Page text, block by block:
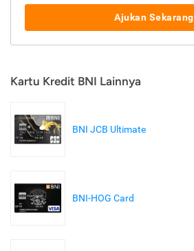
Ajukan Sekarang
Kartu Kredit BNI Lainnya
BNI JCB Ultimate
BNI-HOG Card